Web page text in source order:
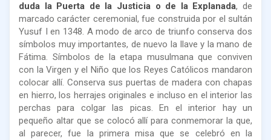
duda la Puerta de la Justicia o de la Explanada, de
marcado carácter ceremonial, fue construida por el sultán
Yusuf I en 1348. A modo de arco de triunfo conserva dos
símbolos muy importantes, de nuevo la llave y la mano de
Fátima. Símbolos de la etapa musulmana que conviven
con la Virgen y el Niño que los Reyes Católicos mandaron
colocar allí. Conserva sus puertas de madera con chapas
en hierro, los herrajes originales e incluso en el interior las
perchas para colgar las picas. En el interior hay un
pequeño altar que se colocó allí para conmemorar la que,
al parecer, fue la primera misa que se celebró en la